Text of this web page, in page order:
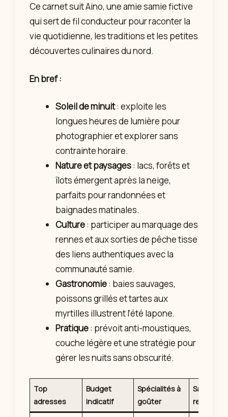
Ce carnet suit Aino, une amie samie fictive
qui sert de fil conducteur pour raconter la
vie quotidienne, les traditions et les petites
découvertes culinaires du nord.
En bref :
Soleil de minuit: exploite les
longues heures de lumière pour
photographier et explorer sans
contrainte horaire.
Nature et paysages: lacs, forêts et
îlots émergent après la neige,
parfaits pour randonnées et
baignades matinales.
Culture: participer au marquage des
rennes et aux sorties de pêche tisse
des liens authentiques avec la
communauté samie.
Gastronomie: baies sauvages,
poissons grillés et tartes aux
myrtilles illustrent l’été lapone.
Pratique: prévoit anti-moustiques,
couche légère et une stratégie pour
gérer les nuits sans obscurité.
Top
adresses
Budget
indicatif
Spécialités à
goûter
Saison